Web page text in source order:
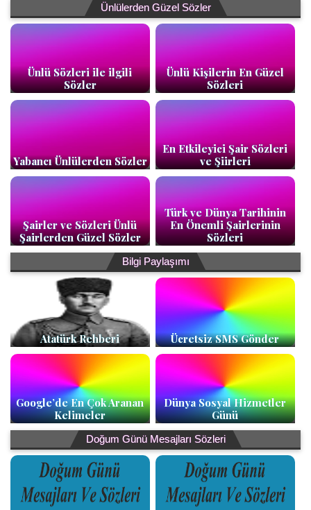
Ünlülerden Güzel Sözler
Ünlü Sözleri ile ilgili
Sözler
Ünlü Kişilerin En Güzel
Sözleri
Yabancı Ünlülerden Sözler
En Etkileyici Şair Sözleri
ve Şiirleri
Şairler ve Sözleri Ünlü
Şairlerden Güzel Sözler
Türk ve Dünya Tarihinin
En Önemli Şairlerinin
Sözleri
Bilgi Paylaşımı
Atatürk Rehberi Ücretsiz SMS Gönder
Google’de En Çok Aranan
Kelimeler
Dünya Sosyal Hizmetler
Günü
Doğum Günü Mesajları Sözleri